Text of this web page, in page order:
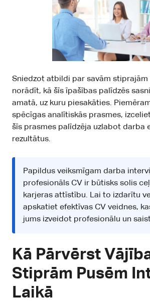
Sniedzot atbildi par savām stiprajām
norādīt, kā šīs īpašības palīdzēs
amatā, uz kuru piesakāties.
spēcīgas analītiskās prasmes,
šīs prasmes palīdzēja uzlabot darba
rezultātus.
Papildus veiksmīgam darba
profesionāls CV ir būtisks solis
karjeras attīstību. Lai to izdarītu
apskatiet efektīvas CV veidnes,
jums izveidot profesionālu un
Kā Pārvērst
Stiprām Pusēm
Laikā